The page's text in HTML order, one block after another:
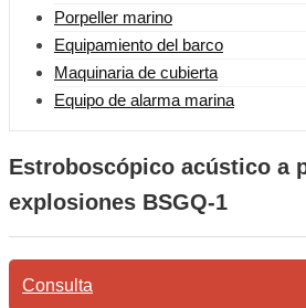
Porpeller marino
Equipamiento del barco
Maquinaria de cubierta
Equipo de alarma marina
Estroboscópico acústico a
explosiones BSGQ-1
Consulta